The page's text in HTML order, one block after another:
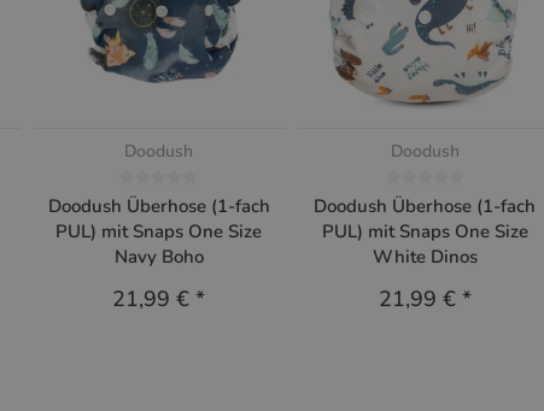
Doodush
Doodush Überhose (1-fach
PUL) mit Snaps One Size
Navy Boho
21,99 €*
Doodush
Doodush Überhose (1-fach
PUL) mit Snaps One Size
White Dinos
21,99 € *